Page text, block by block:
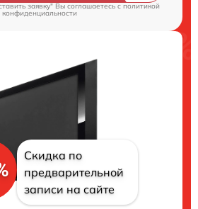
заявку" Вы соглашаетесь c политикой
конфиденциальности
Скидка по
предварительной
записи на сайте